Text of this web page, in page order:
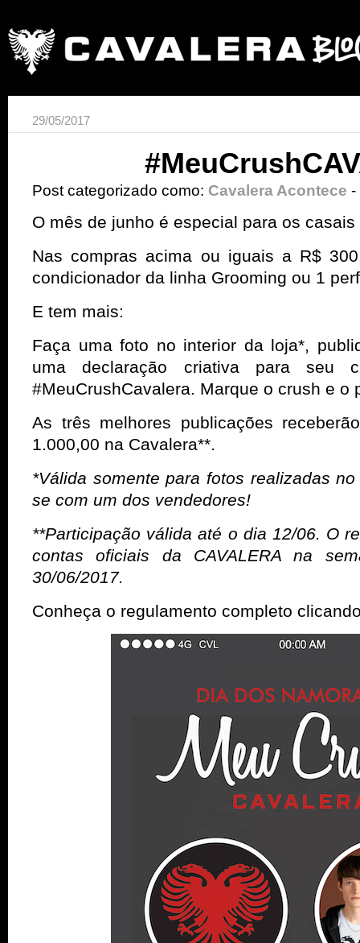
29/05/2017
Post categorizado como: Cavalera Acontece -
O mês de junho é especial para os casais
Nas compras acima ou iguais a R$
condicionador da linha Grooming ou 1
E tem mais:
Faça uma foto no interior da loja*,
uma declaração criativa para seu
#MeuCrushCavalera. Marque o crush e o
As três melhores publicações
1.000,00 na Cavalera**.
*Válida somente para fotos realizadas
se com um dos vendedores!
**Participação válida até o dia 12/06. O
contas oficiais da CAVALERA na
30/06/2017.
Conheça o regulamento completo